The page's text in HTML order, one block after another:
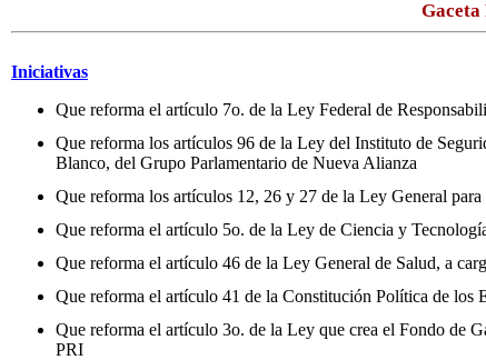
Gaceta
Iniciativas
Que reforma el artículo 7o. de la Ley Federal de
Que reforma los artículos 96 de la Ley del Instituto de
Blanco, del Grupo Parlamentario de Nueva Alianza
Que reforma los artículos 12, 26 y 27 de la Ley General
Que reforma el artículo 5o. de la Ley de Ciencia y
Que reforma el artículo 46 de la Ley General de Salud, a
Que reforma el artículo 41 de la Constitución Política de los
Que reforma el artículo 3o. de la Ley que crea el Fondo de
PRI